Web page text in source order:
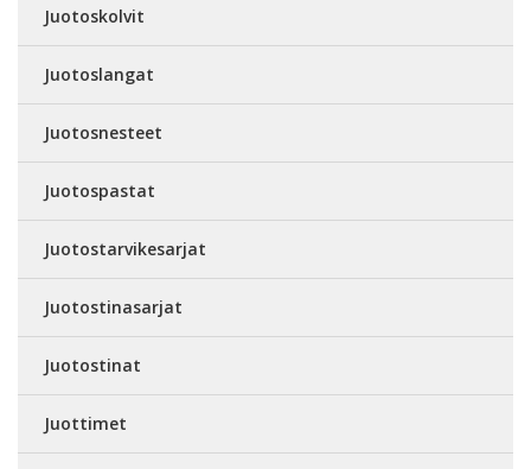
Juotoskolvit
Juotoslangat
Juotosnesteet
Juotospastat
Juotostarvikesarjat
Juotostinasarjat
Juotostinat
Juottimet